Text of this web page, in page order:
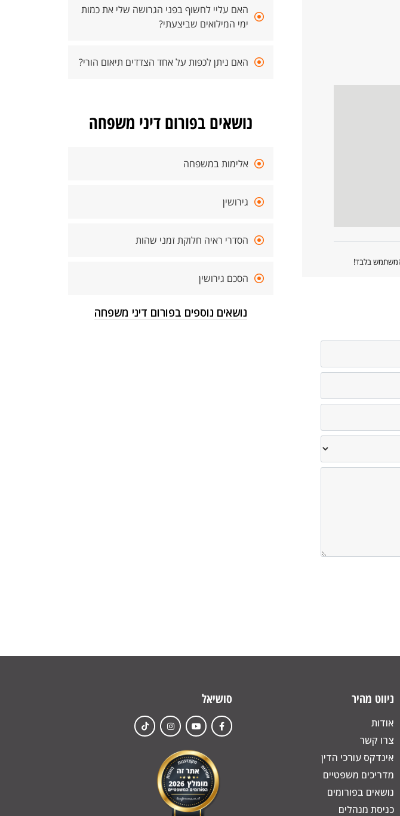
המשתמש בלבד!
האם עליי לחשוף בפני הגרושה שלי את כמות
ימי המילואים שביצעתי?
האם ניתן לכפות על אחד הצדדים תיאום הורי?
נושאים בפורום דיני משפחה
אלימות במשפחה
גירושין
הסדרי ראיה חלוקת זמני שהות
הסכם גירושין
נושאים נוספים בפורום דיני משפחה
ניווט מהיר
אודות
צרו קשר
אינדקס עורכי הדין
מדריכים משפטיים
נושאים בפורומים
כניסת מנהלים
סושיאל